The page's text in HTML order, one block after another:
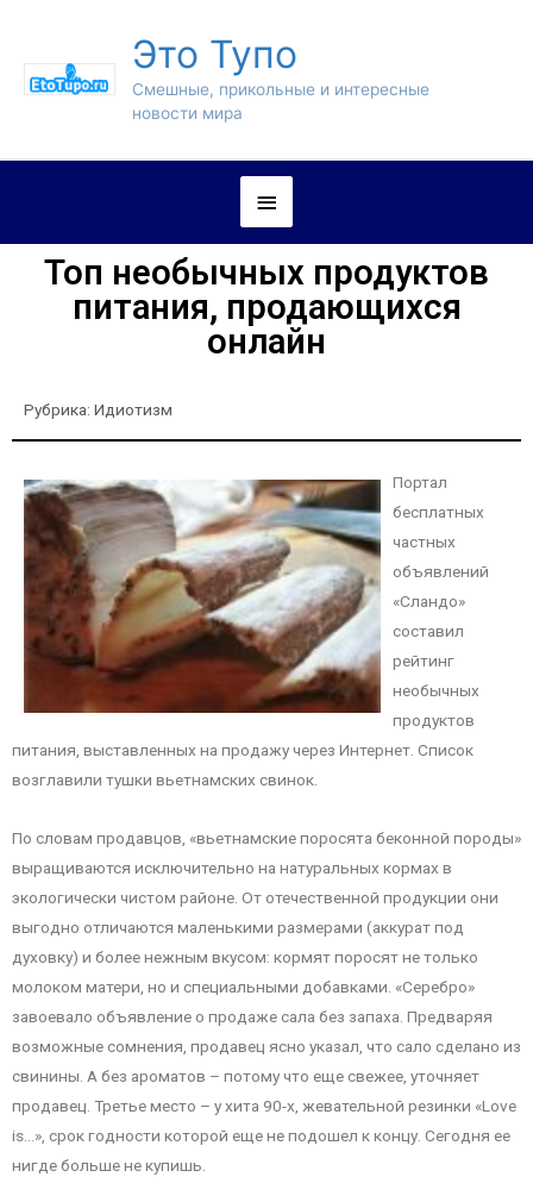
Это Тупо
Смешные, прикольные и интересные
новости мира
Топ необычных продуктов
питания, продающихся
онлайн
Рубрика: Идиотизм
Портал
бесплатных
частных
объявлений
«Сландо»
составил
рейтинг
необычных
продуктов
питания, выставленных на продажу через Интернет. Список
возглавили тушки вьетнамских свинок.
По словам продавцов, «вьетнамские поросята беконной породы»
выращиваются исключительно на натуральных кормах в
экологически чистом районе. От отечественной продукции они
выгодно отличаются маленькими размерами (аккурат под
духовку) и более нежным вкусом: кормят поросят не только
молоком матери, но и специальными добавками. «Серебро»
завоевало объявление о продаже сала без запаха. Предваряя
возможные сомнения, продавец ясно указал, что сало сделано из
свинины. А без ароматов – потому что еще свежее, уточняет
продавец. Третье место – у хита 90-х, жевательной резинки «Love
is…», срок годности которой еще не подошел к концу. Сегодня ее
нигде больше не купишь.